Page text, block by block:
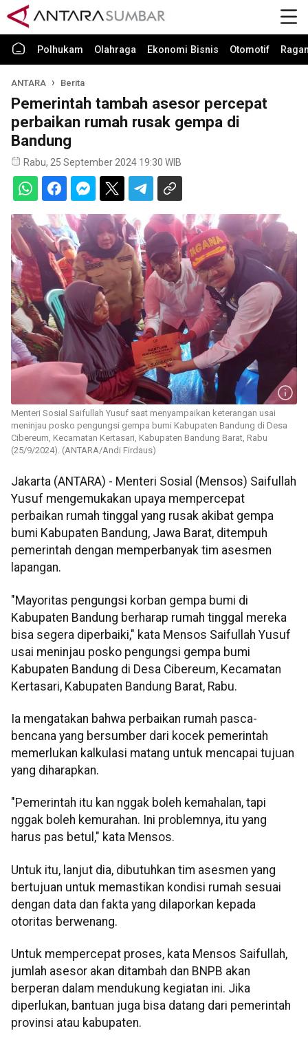
Polhukam Olahraga Ekonomi Bisnis Otomotif
ANTARA Berita
Pemerintah tambah asesor percepat
perbaikan rumah rusak gempa di
Bandung
Rabu, 25 September 2024 19:30 WIB
Menteri Sosial Saifullah Yusuf saat menyampaikan keterangan usai
meninjau posko pengungsi gempa bumi Kabupaten Bandung di Desa
Cibereum, Kecamatan Kertasari, Kabupaten Bandung Barat, Rabu
(25/9/2024). (ANTARA/Andi Firdaus)
Jakarta (ANTARA) - Menteri Sosial (Mensos) Saifullah
Yusuf mengemukakan upaya mempercepat
perbaikan rumah tinggal yang rusak akibat gempa
bumi Kabupaten Bandung, Jawa Barat, ditempuh
pemerintah dengan memperbanyak tim asesmen
lapangan.
"Mayoritas pengungsi korban gempa bumi di
Kabupaten Bandung berharap rumah tinggal mereka
bisa segera diperbaiki," kata Mensos Saifullah Yusuf
usai meninjau posko pengungsi gempa bumi
Kabupaten Bandung di Desa Cibereum, Kecamatan
Kertasari, Kabupaten Bandung Barat, Rabu.
Ia mengatakan bahwa perbaikan rumah pasca-
bencana yang bersumber dari kocek pemerintah
memerlukan kalkulasi matang untuk mencapai tujuan
yang diharapkan.
"Pemerintah itu kan nggak boleh kemahalan, tapi
nggak boleh kemurahan. Ini problemnya, itu yang
harus pas betul," kata Mensos.
Untuk itu, lanjut dia, dibutuhkan tim asesmen yang
bertujuan untuk memastikan kondisi rumah sesuai
dengan data dan fakta yang dilaporkan kepada
otoritas berwenang.
Untuk mempercepat proses, kata Mensos Saifullah,
jumlah asesor akan ditambah dan BNPB akan
berperan dalam mendukung kegiatan ini. Jika
diperlukan, bantuan juga bisa datang dari pemerintah
provinsi atau kabupaten.